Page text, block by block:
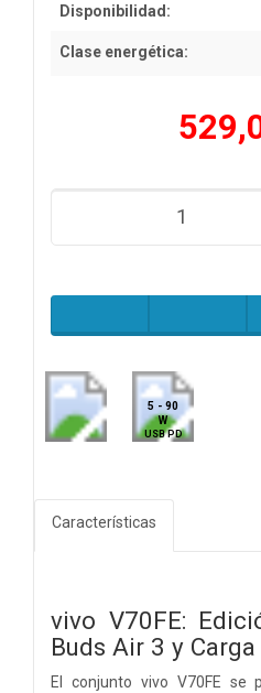
Disponibilidad:
Clase energética:
5 - 90
W
USB PD
Características
vivo V70FE:
Buds Air 3 y
El conjunto vivo V70FE se